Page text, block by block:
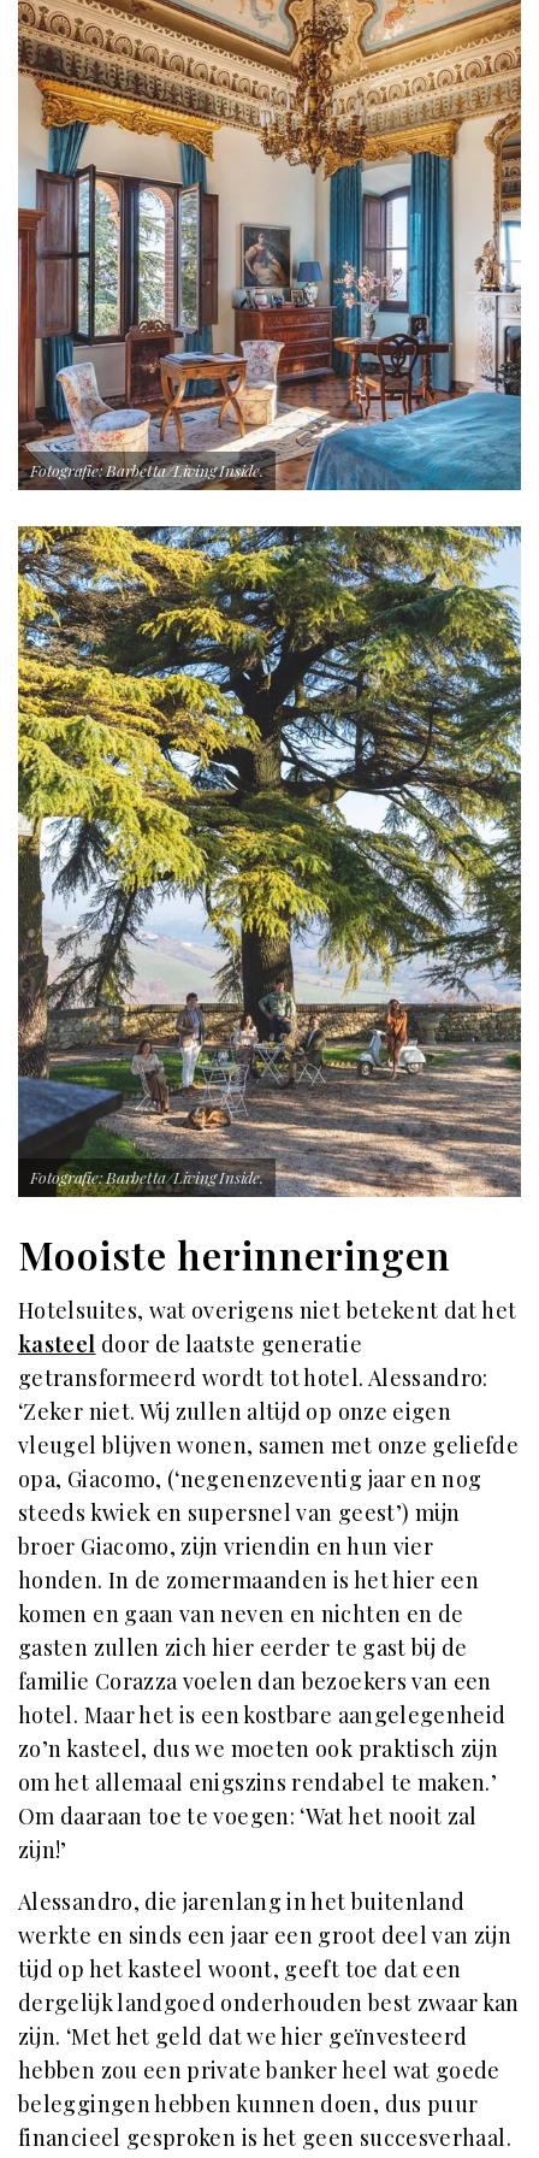
Fotografie: Barbetta/Living Inside.
Fotografie: Barbetta/Living Inside.
Mooiste herinneringen
Hotelsuites, wat overigens niet betekent dat het
kasteel door de laatste generatie
getransformeerd wordt tot hotel. Alessandro:
‘Zeker niet. Wij zullen altijd op onze eigen
vleugel blijven wonen, samen met onze geliefde
opa, Giacomo, (‘negenenzeventig jaar en nog
steeds kwiek en supersnel van geest’) mijn
broer Giacomo, zijn vriendin en hun vier
honden. In de zomermaanden is het hier een
komen en gaan van neven en nichten en de
gasten zullen zich hier eerder te gast bij de
familie Corazza voelen dan bezoekers van een
hotel. Maar het is een kostbare aangelegenheid
zo’n kasteel, dus we moeten ook praktisch zijn
om het allemaal enigszins rendabel te maken.’
Om daaraan toe te voegen: ‘Wat het nooit zal
zijn!’
Alessandro, die jarenlang in het buitenland
werkte en sinds een jaar een groot deel van zijn
tijd op het kasteel woont, geeft toe dat een
dergelijk landgoed onderhouden best zwaar kan
zijn. ‘Met het geld dat we hier geïnvesteerd
hebben zou een private banker heel wat goede
beleggingen hebben kunnen doen, dus puur
financieel gesproken is het geen succesverhaal.